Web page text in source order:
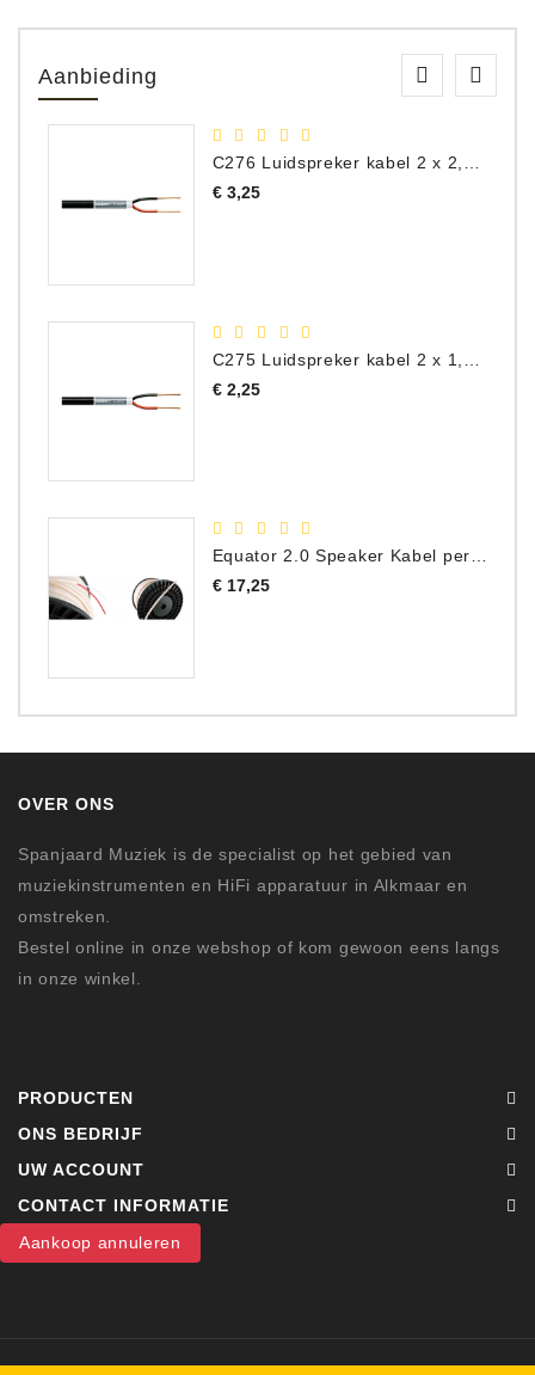
Aanbieding
C276 Luidspreker kabel 2 x 2,50 mm² (per meter)
€ 3,25Prijs
€ 2,25Prijs
Equator 2.0 Speaker Kabel per meter
€ 17,25Prijs
OVER ONS
Spanjaard Muziek is de specialist op het gebied van
muziekinstrumenten en HiFi apparatuur in Alkmaar en
omstreken.
Bestel online in onze webshop of kom gewoon eens langs
in onze winkel.
PRODUCTEN
ONS BEDRIJF
UW ACCOUNT
CONTACT INFORMATIE
Aankoop annuleren